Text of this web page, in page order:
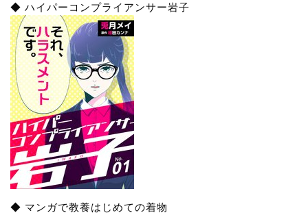
◆ ハイパーコンプライアンサー岩子
◆ マンガで教養はじめての着物